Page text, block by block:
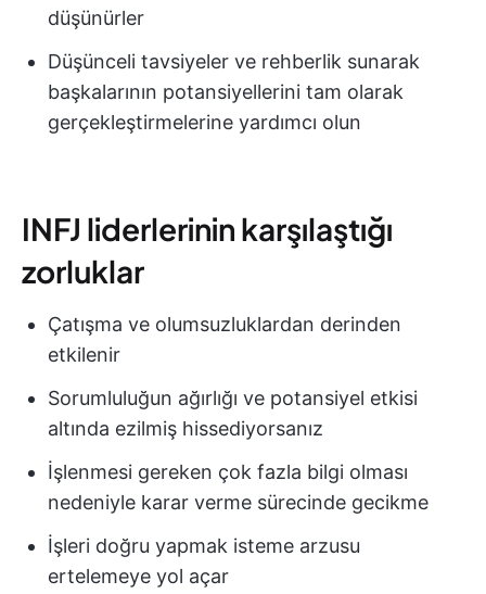
düşünürler
Düşünceli tavsiyeler ve rehberlik sunarak
başkalarının potansiyellerini tam olarak
gerçekleştirmelerine yardımcı olun
INFJ liderlerinin karşılaştığı
zorluklar
Çatışma ve olumsuzluklardan derinden
etkilenir
Sorumluluğun ağırlığı ve potansiyel etkisi
altında ezilmiş hissediyorsanız
İşlenmesi gereken çok fazla bilgi olması
nedeniyle karar verme sürecinde gecikme
İşleri doğru yapmak isteme arzusu
ertelemeye yol açar